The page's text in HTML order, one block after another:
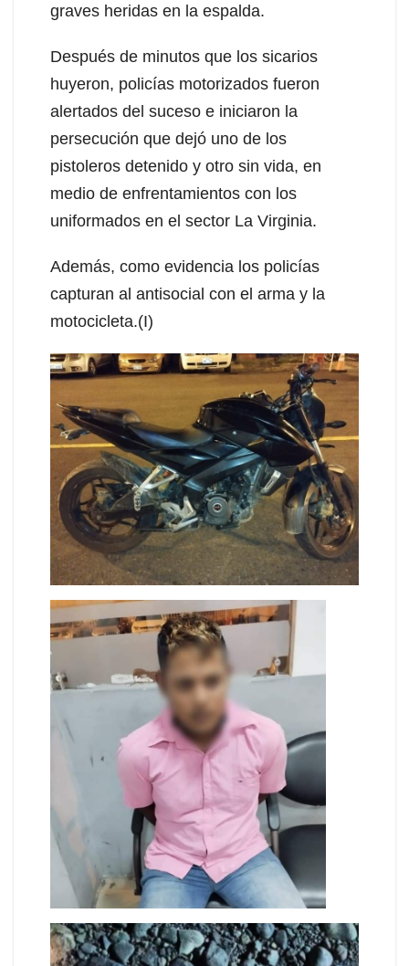
graves heridas en la espalda.
Después de minutos que los sicarios
huyeron, policías motorizados fueron
alertados del suceso e iniciaron la
persecución que dejó uno de los
pistoleros detenido y otro sin vida, en
medio de enfrentamientos con los
uniformados en el sector La Virginia.
Además, como evidencia los policías
capturan al antisocial con el arma y la
motocicleta.(I)